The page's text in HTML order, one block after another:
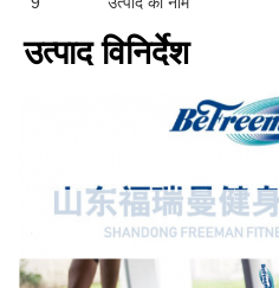
उत्पाद विनिर्देश